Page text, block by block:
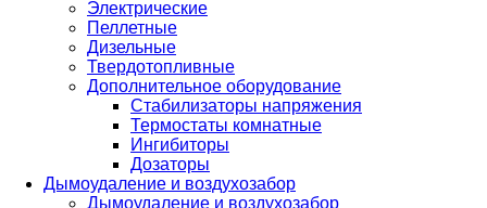
Электрические
Пеллетные
Дизельные
Твердотопливные
Дополнительное оборудование
Стабилизаторы напряжения
Термостаты комнатные
Ингибиторы
Дозаторы
Дымоудаление и воздухозабор
Дымоудаление и воздухозабор